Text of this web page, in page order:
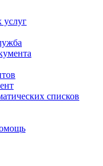
услуг
списков